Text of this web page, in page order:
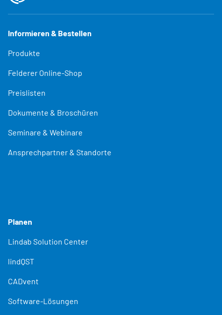
Informieren & Bestellen
Produkte
Felderer Online-Shop
Preislisten
Dokumente & Broschüren
Seminare & Webinare
Ansprechpartner & Standorte
Planen
Lindab Solution Center
lindQST
CADvent
Software-Lösungen